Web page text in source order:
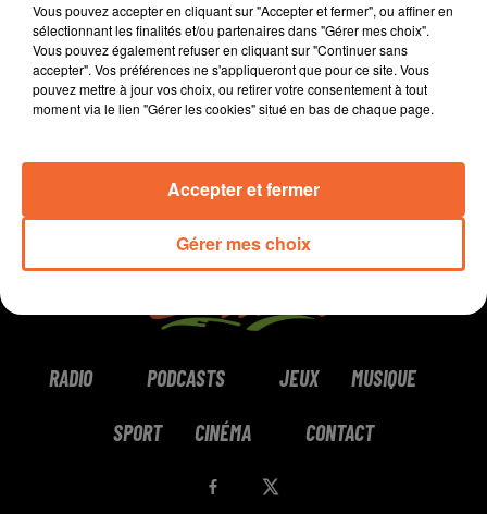
0:00 38 min 9 sec
RADIO PODCASTS JEUX MUSIQUE
SPORT CINÉMA CONTACT
Vous pouvez accepter en cliquant sur "Accepter et fermer", ou affiner en
sélectionnant les finalités et/ou partenaires dans "Gérer mes choix".
Vous pouvez également refuser en cliquant sur "Continuer sans
accepter". Vos préférences ne s'appliqueront que pour ce site. Vous
pouvez mettre à jour vos choix, ou retirer votre consentement à tout
moment via le lien "Gérer les cookies" situé en bas de chaque page.
Gérer mes choix
Accepter et fermer